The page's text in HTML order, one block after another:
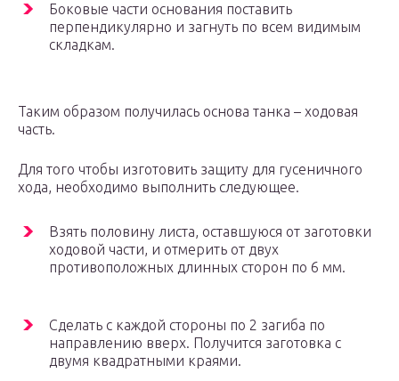
Боковые части основания поставить
перпендикулярно и загнуть по всем видимым
складкам.
Таким образом получилась основа танка – ходовая
часть.
Для того чтобы изготовить защиту для гусеничного
хода, необходимо выполнить следующее.
Взять половину листа, оставшуюся от заготовки
ходовой части, и отмерить от двух
противоположных длинных сторон по 6 мм.
Сделать с каждой стороны по 2 загиба по
направлению вверх. Получится заготовка с
двумя квадратными краями.